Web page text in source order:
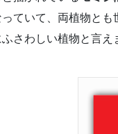
ていて、両植物と
さわしい植物と言え